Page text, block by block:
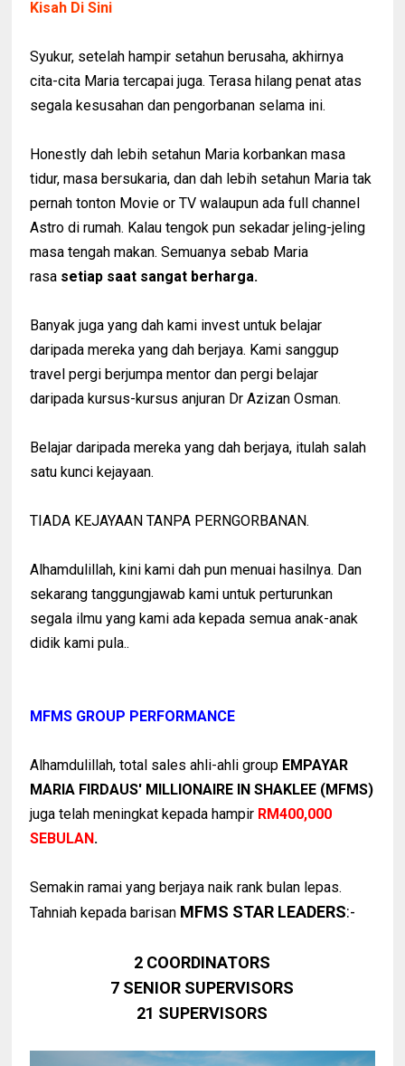
Kisah Di Sini
Syukur, setelah hampir setahun berusaha, akhirnya
cita-cita Maria tercapai juga. Terasa hilang penat atas
segala kesusahan dan pengorbanan selama ini.
Honestly dah lebih setahun Maria korbankan masa
tidur, masa bersukaria, dan dah lebih setahun Maria tak
pernah tonton Movie or TV walaupun ada full channel
Astro di rumah. Kalau tengok pun sekadar jeling-jeling
masa tengah makan. Semuanya sebab Maria
rasa setiap saat sangat berharga.
Banyak juga yang dah kami invest untuk belajar
daripada mereka yang dah berjaya. Kami sanggup
travel pergi berjumpa mentor dan pergi belajar
daripada kursus-kursus anjuran Dr Azizan Osman.
Belajar daripada mereka yang dah berjaya, itulah salah
satu kunci kejayaan.
TIADA KEJAYAAN TANPA PERNGORBANAN.
Alhamdulillah, kini kami dah pun menuai hasilnya. Dan
sekarang tanggungjawab kami untuk perturunkan
segala ilmu yang kami ada kepada semua anak-anak
didik kami pula..
MFMS GROUP PERFORMANCE
Alhamdulillah, total sales ahli-ahli group EMPAYAR
MARIA FIRDAUS' MILLIONAIRE IN SHAKLEE (MFMS)
juga telah meningkat kepada hampir RM400,000
SEBULAN.
Semakin ramai yang berjaya naik rank bulan lepas.
Tahniah kepada barisan MFMS STAR LEADERS:-
2 COORDINATORS
7 SENIOR SUPERVISORS
21 SUPERVISORS